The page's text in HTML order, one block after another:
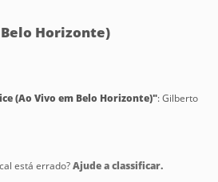
Horizonte)
(Ao Vivo em Belo Horizonte)": Gilberto
está errado?Ajude a classificar.